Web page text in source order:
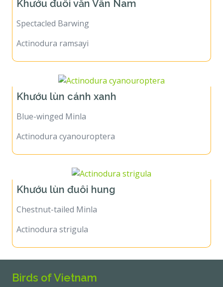
Khướu đuôi vằn Vân Nam
Spectacled Barwing
Actinodura ramsayi
Khướu lùn cánh xanh
Blue-winged Minla
Actinodura cyanouroptera
Khướu lùn đuôi hung
Chestnut-tailed Minla
Actinodura strigula
Birds of Vietnam